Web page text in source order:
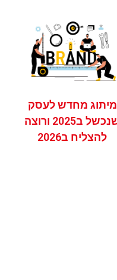
מיתוג מחדש לעסק
שנכשל ב2025 ורוצה
להצליח ב2026